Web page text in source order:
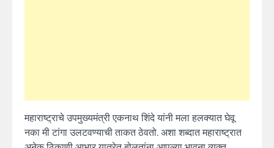
महाराष्ट्राचे उपमुख्यमंत्री एकनाथ शिंदे यांनी मला हलक्यात घेवू
नका मी टांगा उलटवण्याची ताकत ठेवतो. अशा शब्दात महाराष्ट्रात